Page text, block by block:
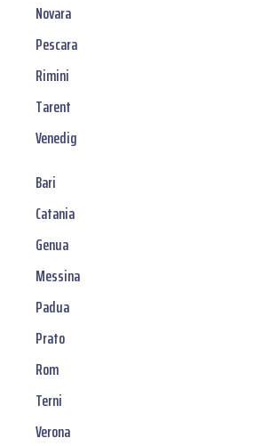
Novara
Pescara
Rimini
Tarent
Venedig
Bari
Catania
Genua
Messina
Padua
Prato
Rom
Terni
Verona